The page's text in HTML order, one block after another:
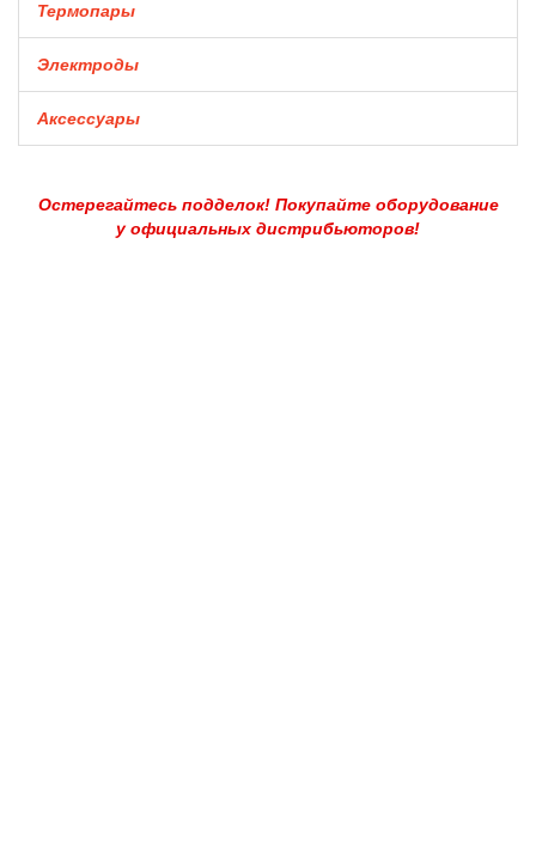
Термопары
Электроды
Аксессуары
Остерегайтесь подделок! Покупайте оборудование
у официальных дистрибьюторов!